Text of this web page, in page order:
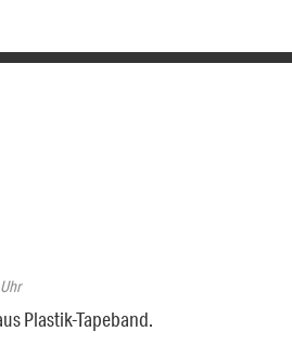
Plastik-Tapeband.